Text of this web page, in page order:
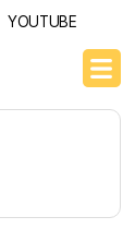
YOUTUBE